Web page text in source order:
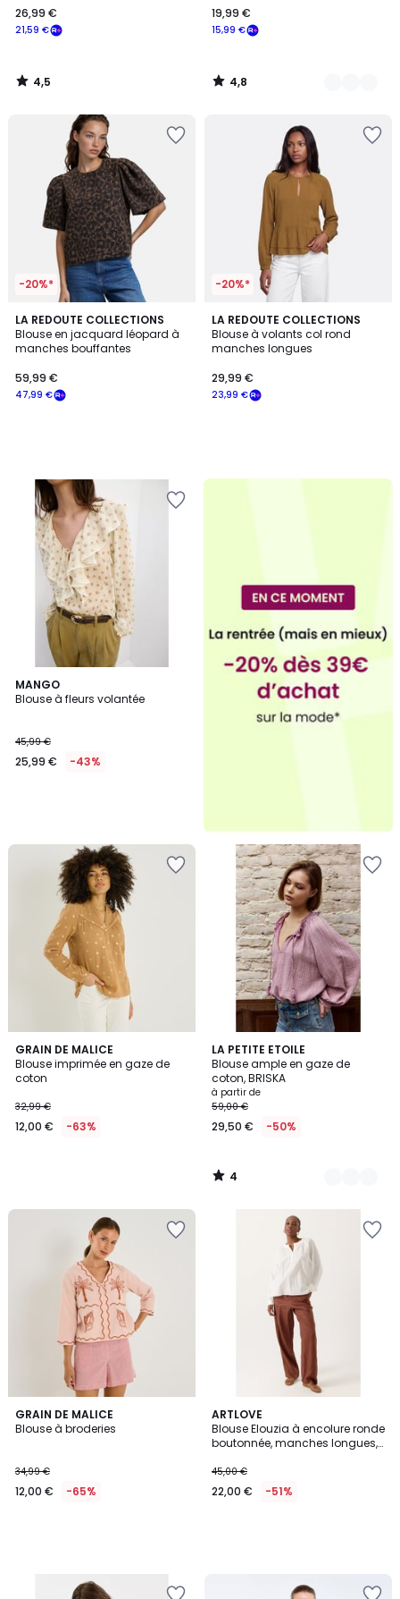
€
souscrivez
notre
programme
21,59 €
26,99 €
4,5
/
15,99 €
19,99 €
4,8
/
-20%*
LA REDOUTE COLLECTIONS
Blouse en jacquard léopard à
manches bouffantes
47,99 €
59,99 €
-20%*
LA REDOUTE COLLECTIONS
Blouse à volants col rond
manches longues
23,99 €
29,99 €
MANGO
Blouse à fleurs volantée
45,99 €
25,99 € -43%
GRAIN DE MALICE
Blouse imprimée en gaze de
coton
32,99 €
12,00 € -63%
LA PETITE ETOILE
Blouse ample en gaze de
coton, BRISKA
à partir de
59,00 €
29,50 € -50%
4
/
5
3
Couleurs
4
/
GRAIN DE MALICE
Blouse à broderies
34,99 €
12,00 € -65%
ARTLOVE
Blouse Elouzia à encolure ronde
boutonnée, manches longues,
45,00 €
22,00 € -51%